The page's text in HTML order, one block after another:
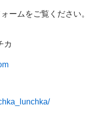
ームをご覧ください。
カ